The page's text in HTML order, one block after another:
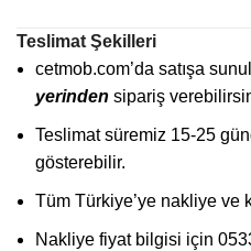
Teslimat Şekilleri
cetmob.com’da satışa
yerinden sipariş
Teslimat süremiz 15-25
gösterebilir.
Tüm Türkiye’ye nakliye ve
Nakliye fiyat bilgisi için